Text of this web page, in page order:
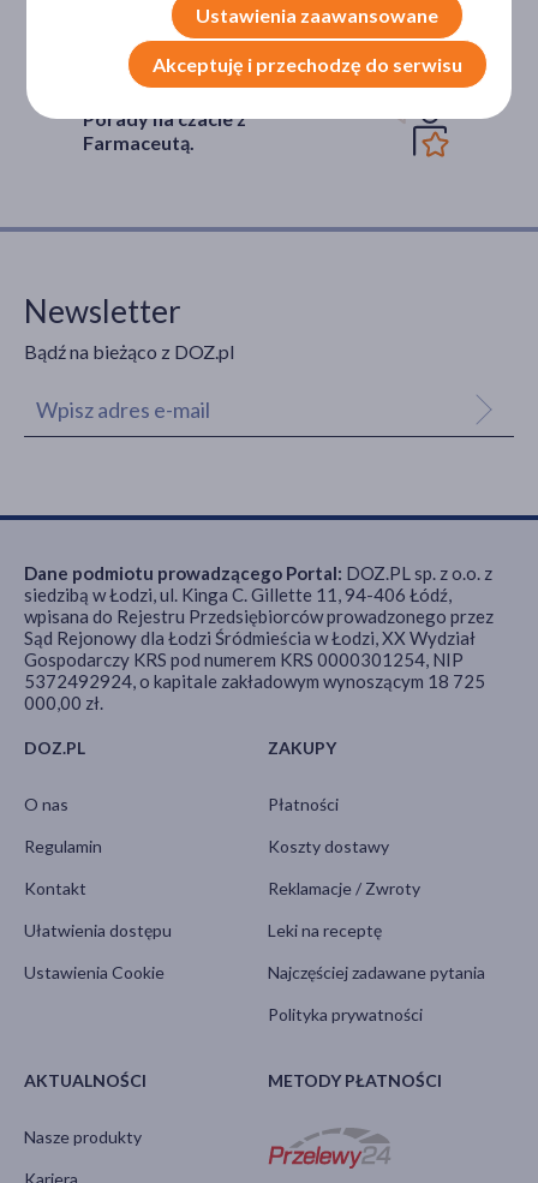
Wsparcie w leczeniu
Porady na czacie z
Farmaceutą.
Newsletter
Bądź na bieżąco z DOZ.pl
DOZ.PL
O nas
Regulamin
Kontakt
Ułatwienia dostępu
Ustawienia Cookie
ZAKUPY
Płatności
Koszty dostawy
Reklamacje / Zwroty
Leki na receptę
Najczęściej zadawane pytania
Polityka prywatności
AKTUALNOŚCI
Nasze produkty
METODY PŁATNOŚCI
Dane podmiotu prowadzącego Portal: DOZ.PL sp. z o.o. z
siedzibą w Łodzi, ul. Kinga C. Gillette 11, 94-406 Łódź,
wpisana do Rejestru Przedsiębiorców prowadzonego przez
Sąd Rejonowy dla Łodzi Śródmieścia w Łodzi, XX Wydział
Gospodarczy KRS pod numerem KRS 0000301254, NIP
5372492924, o kapitale zakładowym wynoszącym 18 725
000,00 zł.
Ustawienia zaawansowane
Akceptuję i przechodzę do serwisu